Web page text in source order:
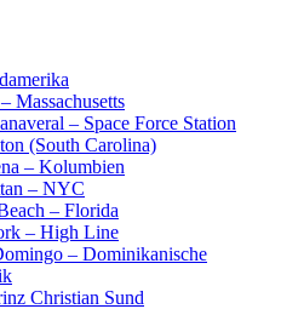
Massachusetts
– Space Force Station
(South Carolina)
– Kolumbien
– NYC
– Florida
– High Line
– Dominikanische
Christian Sund